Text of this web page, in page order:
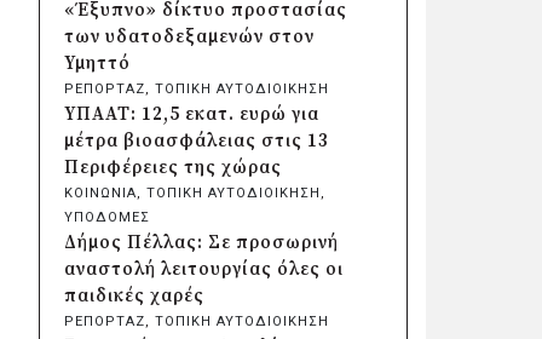
Δήμος Ηλιούπολης: Εργασίες
αναβάθμισης στα αθλητικά
κέντρα ενόψει της νέας χρονιάς
πριν από 2 μέρες
Περιφέρεια Κεντρικής
Μακεδονίας: Λύση για τη
μεταφορά 16.500 μαθητών
πριν από 2 μέρες
Περιφέρεια Στερεάς Ελλάδας:
Ενίσχυση του ΕΣΥ με 34 νέα
ασθενοφόρα από πόρους του
ΕΣΠΑ
«Έξυπνο» δίκτυο προστασίας
των υδατοδεξαμενών στον
Υμηττό
ΡΕΠΟΡΤΑΖ, ΤΟΠΙΚΗ ΑΥΤΟΔΙΟΙΚΗΣΗ
ΥΠΑΑΤ: 12,5 εκατ. ευρώ για
μέτρα βιοασφάλειας στις 13
Περιφέρειες της χώρας
ΚΟΙΝΩΝΙΑ, ΤΟΠΙΚΗ ΑΥΤΟΔΙΟΙΚΗΣΗ
ΥΠΟΔΟΜΕΣ
Δήμος Πέλλας: Σε προσωρινή
αναστολή λειτουργίας όλες οι
παιδικές χαρές
ΡΕΠΟΡΤΑΖ, ΤΟΠΙΚΗ ΑΥΤΟΔΙΟΙΚΗΣΗ